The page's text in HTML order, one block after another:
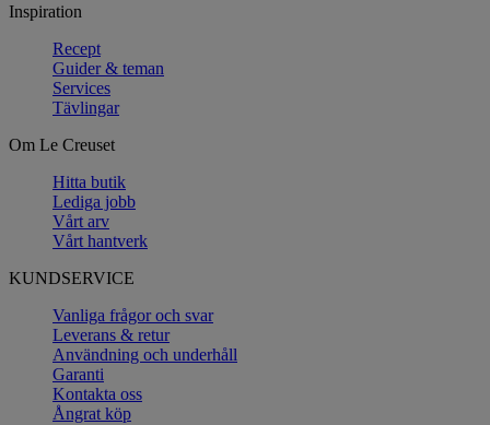
Inspiration
Recept
Guider & teman
Services
Tävlingar
Om Le Creuset
Hitta butik
Lediga jobb
Vårt arv
Vårt hantverk
KUNDSERVICE
Vanliga frågor och svar
Leverans & retur
Användning och underhåll
Garanti
Kontakta oss
Ångrat köp